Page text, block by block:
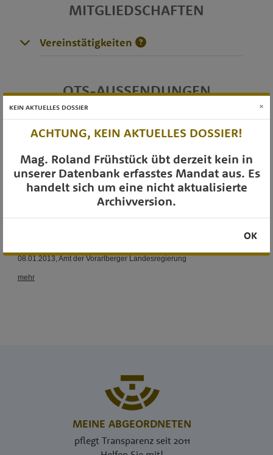
MITGLIEDSCHAFTEN
Vereinstätigkeiten
MEINE ABGEORDNETEN
pflegt Transparenz seit 2011
OTS-AUSSENDUNGEN
KEIN AKTUELLES DOSSIER ×
ACHTUNG, KEIN AKTUELLES DOSSIER!
Mag. Roland Frühstück übt derzeit kein in
unserer Datenbank erfasstes Mandat aus. Es
handelt sich um eine nicht aktualisierte
Archivversion.
OK